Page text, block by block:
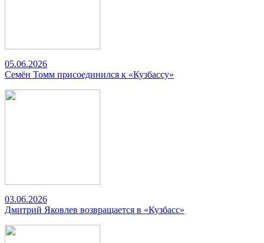
05.06.2026
Семён Томм присоединился к «Кузбассу»
03.06.2026
Дмитрий Яковлев возвращается в «Кузбасс»